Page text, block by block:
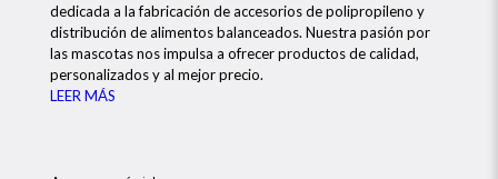
dedicada a la fabricación de accesorios de polipropileno y
distribución de alimentos balanceados. Nuestra pasión por
las mascotas nos impulsa a ofrecer productos de calidad,
personalizados y al mejor precio.
LEER MÁS